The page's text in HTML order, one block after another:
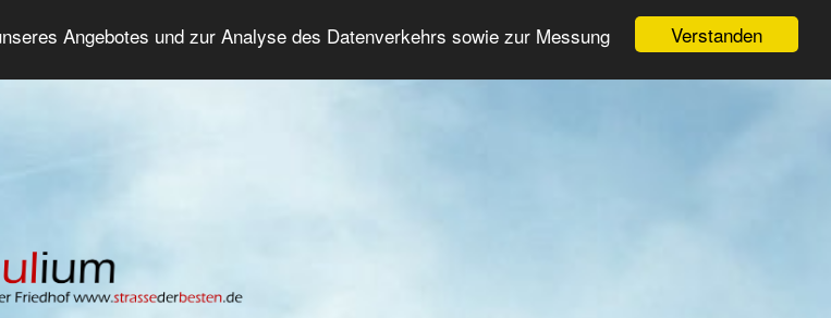
Verstanden
Angebotes und zur Analyse des Datenverkehrs sowie zur Messung
Erweiterte Suche Anmelden